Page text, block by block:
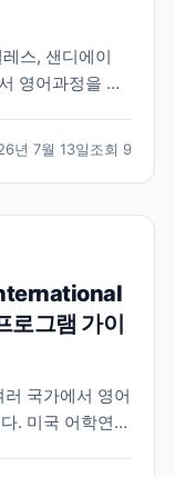
스, 샌디에이
영어과정을 안
년 7월 13일조회 9
로그램 가이
국가에서 영어
. 미국 어학연수